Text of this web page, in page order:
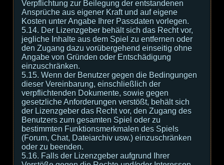
Verpflichtung zur Beilegung der entstandenen
Ansprüche aus eigener Kraft und auf eigene
Kosten unter Angabe Ihrer Passdaten vorlegen.
5.14. Der Lizenzgeber behält sich das Recht vor,
jegliche Inhalte aus dem Spiel zu entfernen oder
den Zugang dazu vorübergehend einseitig ohne
Angabe von Gründen oder Entschädigung
einzuschränken.
5.15. Wenn der Benutzer gegen die Bedingungen
dieser Vereinbarung, einschließlich der
verpflichtenden Dokumente, sowie gegen
gesetzliche Anforderungen verstößt, behält sich
der Lizenzgeber das Recht vor, den Zugang des
Benutzers zum gesamten Spiel oder zu
bestimmten Funktionsmerkmalen des Spiels
(Forum, Chat, Dateiarchiv usw.) einzuschränken
oder zu beenden.
5.16. Falls der Lizenzgeber aufgrund Ihrer